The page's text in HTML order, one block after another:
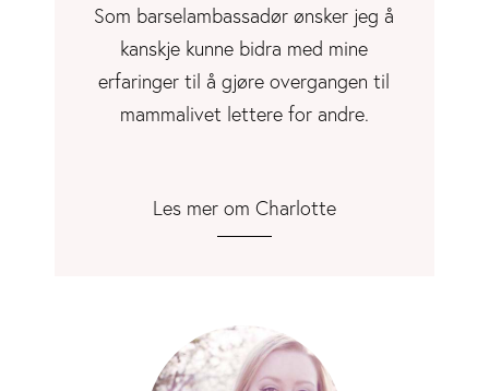
Som barselambassadør ønsker jeg å
kanskje kunne bidra med mine
erfaringer til å gjøre overgangen til
mammalivet lettere for andre.
Les mer om Charlotte